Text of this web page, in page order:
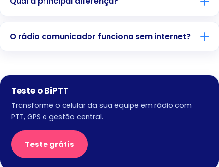
O rádio comunicador funciona sem internet?
Teste o BiPTT
Transforme o celular da sua equipe em rádio com
PTT, GPS e gestão central.
Teste grátis